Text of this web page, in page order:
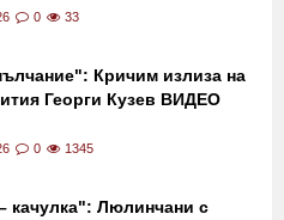
0 33
Кричим излиза на
Георги Кузев ВИДЕО
0 1345
качулка": Люлинчани с